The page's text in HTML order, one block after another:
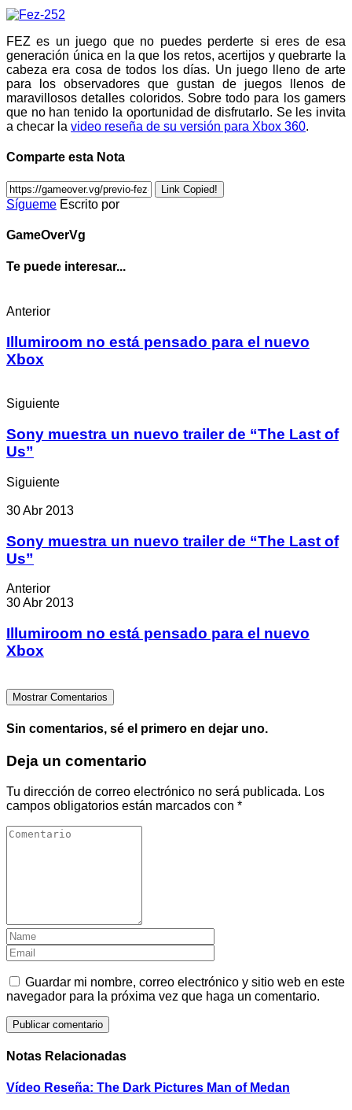
FEZ es un juego que no puedes perderte si eres de esa
generación única en la que los retos, acertijos y quebrarte la
cabeza era cosa de todos los días. Un juego lleno de arte
para los observadores que gustan de juegos llenos de
maravillosos detalles coloridos. Sobre todo para los gamers
que no han tenido la oportunidad de disfrutarlo. Se les invita
a checar la video reseña de su versión para Xbox 360.
Comparte esta Nota
Link Copied!
Sígueme Escrito por
GameOverVg
Te puede interesar...
Anterior
Illumiroom no está pensado para el nuevo
Xbox
Siguiente
Sony muestra un nuevo trailer de “The Last of
Us”
Siguiente
30 Abr 2013
Sony muestra un nuevo trailer de “The Last of
Us”
Anterior
30 Abr 2013
Illumiroom no está pensado para el nuevo
Xbox
Mostrar Comentarios
Sin comentarios, sé el primero en dejar uno.
Deja un comentario
Tu dirección de correo electrónico no será publicada. Los
campos obligatorios están marcados con *
Guardar mi nombre, correo electrónico y sitio web en este
navegador para la próxima vez que haga un comentario.
Notas Relacionadas
Vídeo Reseña: The Dark Pictures Man of Medan